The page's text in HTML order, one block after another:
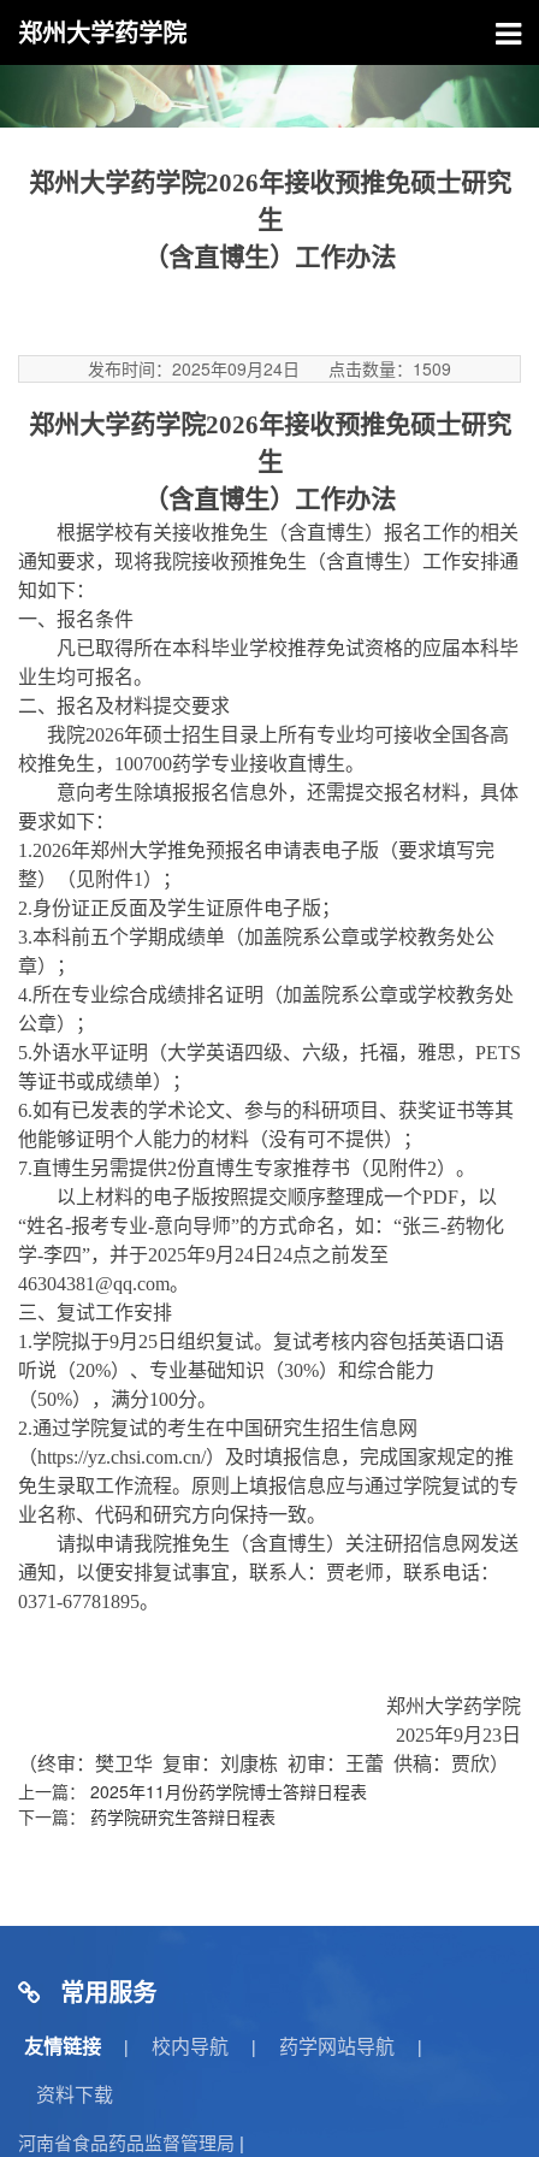
郑州大学药学院
郑州大学药学院2026年接收预推免硕士研究
生
（含直博生）工作办法
发布时间：2025年09月24日 点击数量： 1509
郑州大学药学院2026年接收预推免硕士研究
生
（含直博生）工作办法
根据学校有关接收推免生（含直博生）报名工作的相关
通知要求， 现将我院接收预推免生（含直博生）工作安排通
知如下：
一、报名条件
凡已取得所在本科毕业学校推荐免试资格的应届本科毕
业生均可报名。
二、报名及材料提交要求
我院2026年硕士招生目录上所有专业均可接收全国各高
校推免生， 100700药学专业接收直博生。
意向考生除填报报名信息外，还需提交报名材料，具体
要求如下：
1 .2026年郑州大学推免预报名申请表电子版（要求填写完
整）（见附件1）；
2.身份证正反面及学生证原件电子版；
3.本科前五个学期成绩单（加盖院系公章或学校教务处公
章）；
4.所在专业综合成绩排名证明（加盖院系公章或学校教务处
公章）；
5.外语水平证明（大学英语四级、六级，托福，雅思， PETS
等证书或成绩单）；
6.如有已发表的学术论文、参与的科研项目、获奖证书等其
他能够证明个人能力的材料（没有可不提供）；
7.直博生另需提供2份直博生专家推荐书（见附件2）。
以上材料的电子版按照提交顺序整理成一个PDF，以
“姓名-报考专业-意向导师”的方式命名，如：“张三-药物化
学-李四”，并于2025年9月 24 日 24点之前发至
46304381@qq.com。
三、复试工作安排
1 .学院拟于9月 25 日组织复试。复试考核内容包括英语口语
听说（20%） 、专业基础知识（30%）和综合能力
（50%） ，满分100分。
2.通过学院复试的考生在中国研究生招生信息网
（https://yz.chsi.com.cn/）
及时填报信息，完成国家规定的推
免生录取工作流程。原则上填报信息应与通过学院复试的专
业名称、代码和研究方向保持一致。
请拟申请我院推免生（含直博生）关注研招信息网发送
通知，以便安排复试事宜，联系人：贾老师，联系电话：
0371-67781895。
郑州大学药学院
2025年9月 23 日
（终审：樊卫华 复审：刘康栋 初审：王蕾 供稿：贾欣）
上一篇： 2025年11月份药学院博士答辩日程表
下一篇： 药学院研究生答辩日程表
常用服务
友情链接 | 校内导航 | 药学网站导航 |
资料下载
河南省食品药品监督管理局 |